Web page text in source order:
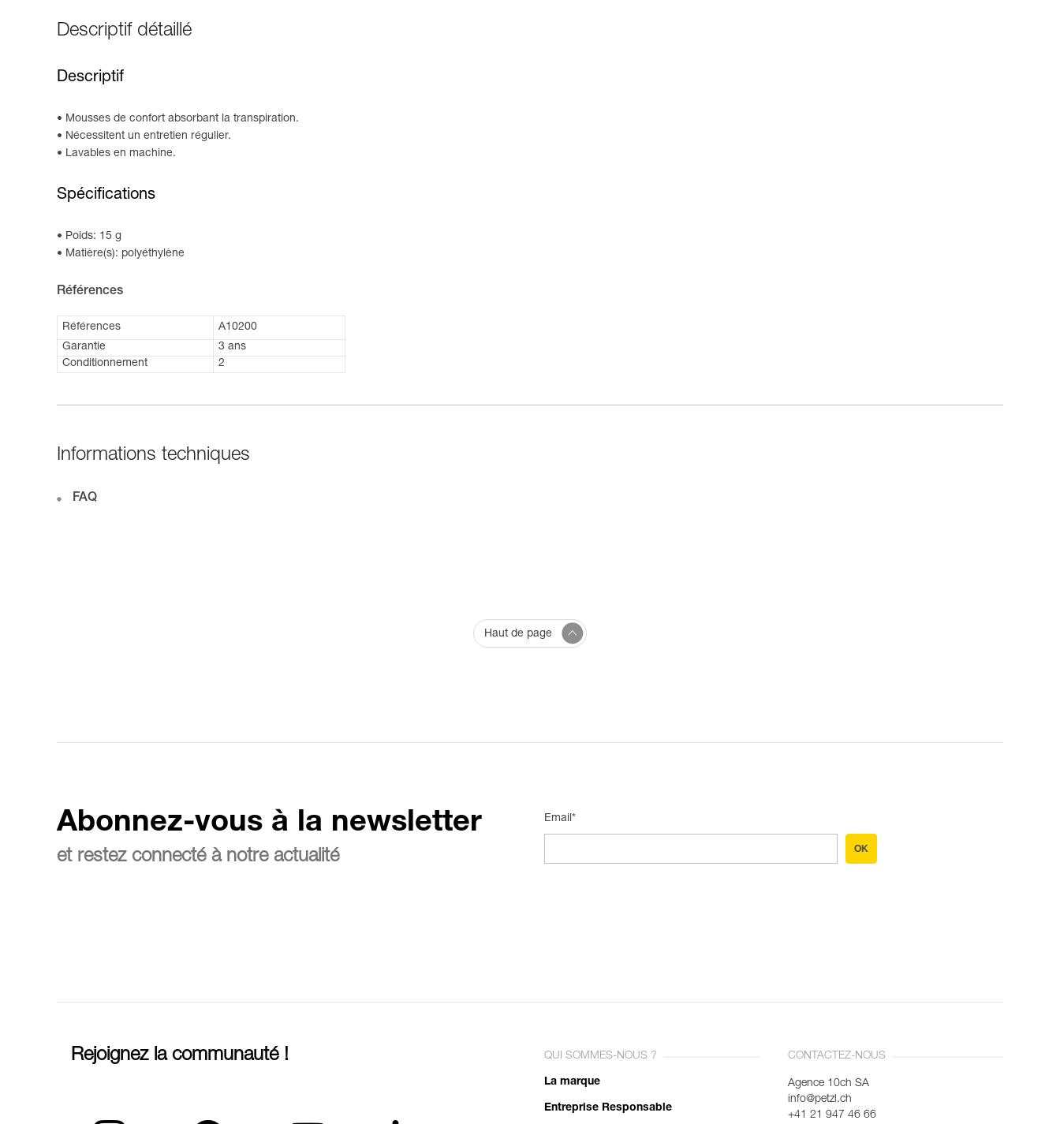
Descriptif détaillé
Descriptif
Mousses de confort absorbant la transpiration.
Nécessitent un entretien régulier.
Lavables en machine.
Spécifications
Poids: 15 g
Matière(s): polyéthylène
Références
Références
A10200
Garantie
3 ans
Conditionnement
2
Informations techniques
FAQ
Haut de page
Abonnez-vous à la newsletter
et restez connecté à notre actualité
Email*
OK
Rejoignez la communauté ! QUI SOMMES-NOUS ?
La marque
Entreprise Responsable
CONTACTEZ-NOUS
Agence 10ch SA
info@petzl.ch
+41 21 947 46 66